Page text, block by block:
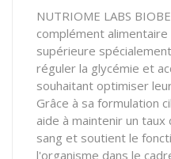
NUTRIOME LABS
complément
supérieure
réguler la glycémie et
souhaitant optimiser
Grâce à sa formulation
aide à maintenir un
sang et soutient le
l'organisme dans le